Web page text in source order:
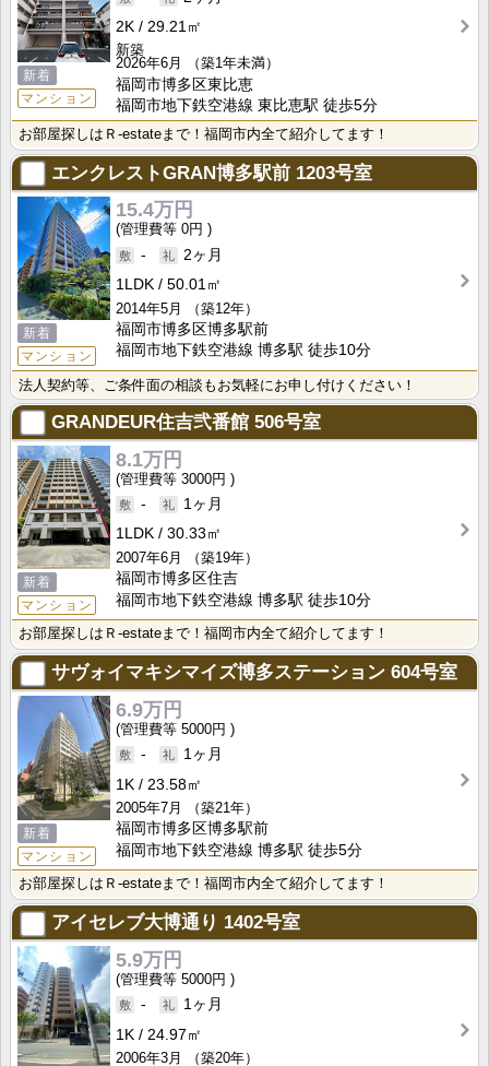
新着
マンション
2K
29.21㎡
新築
2026年6月
（築1年未満）
福岡市博多区東比恵
福岡市地下鉄空港線 東比恵駅 徒歩5分
お部屋探しはＲ-estateまで！福岡市内全て紹介してます！
エンクレストGRAN博多駅前 1203号室
新着
マンション
15.4万円
0円
-
2ヶ月
1LDK
50.01㎡
2014年5月
（築12年）
福岡市博多区博多駅前
福岡市地下鉄空港線 博多駅 徒歩10分
法人契約等、ご条件面の相談もお気軽にお申し付けください！
GRANDEUR住吉弐番館 506号室
新着
マンション
8.1万円
3000円
-
1ヶ月
1LDK
30.33㎡
2007年6月
（築19年）
福岡市博多区住吉
福岡市地下鉄空港線 博多駅 徒歩10分
お部屋探しはＲ-estateまで！福岡市内全て紹介してます！
サヴォイマキシマイズ博多ステーション 604号室
新着
マンション
6.9万円
5000円
-
1ヶ月
1K
23.58㎡
2005年7月
（築21年）
福岡市博多区博多駅前
福岡市地下鉄空港線 博多駅 徒歩5分
お部屋探しはＲ-estateまで！福岡市内全て紹介してます！
アイセレブ大博通り 1402号室
5.9万円
5000円
-
1ヶ月
1K
24.97㎡
2006年3月
（築20年）